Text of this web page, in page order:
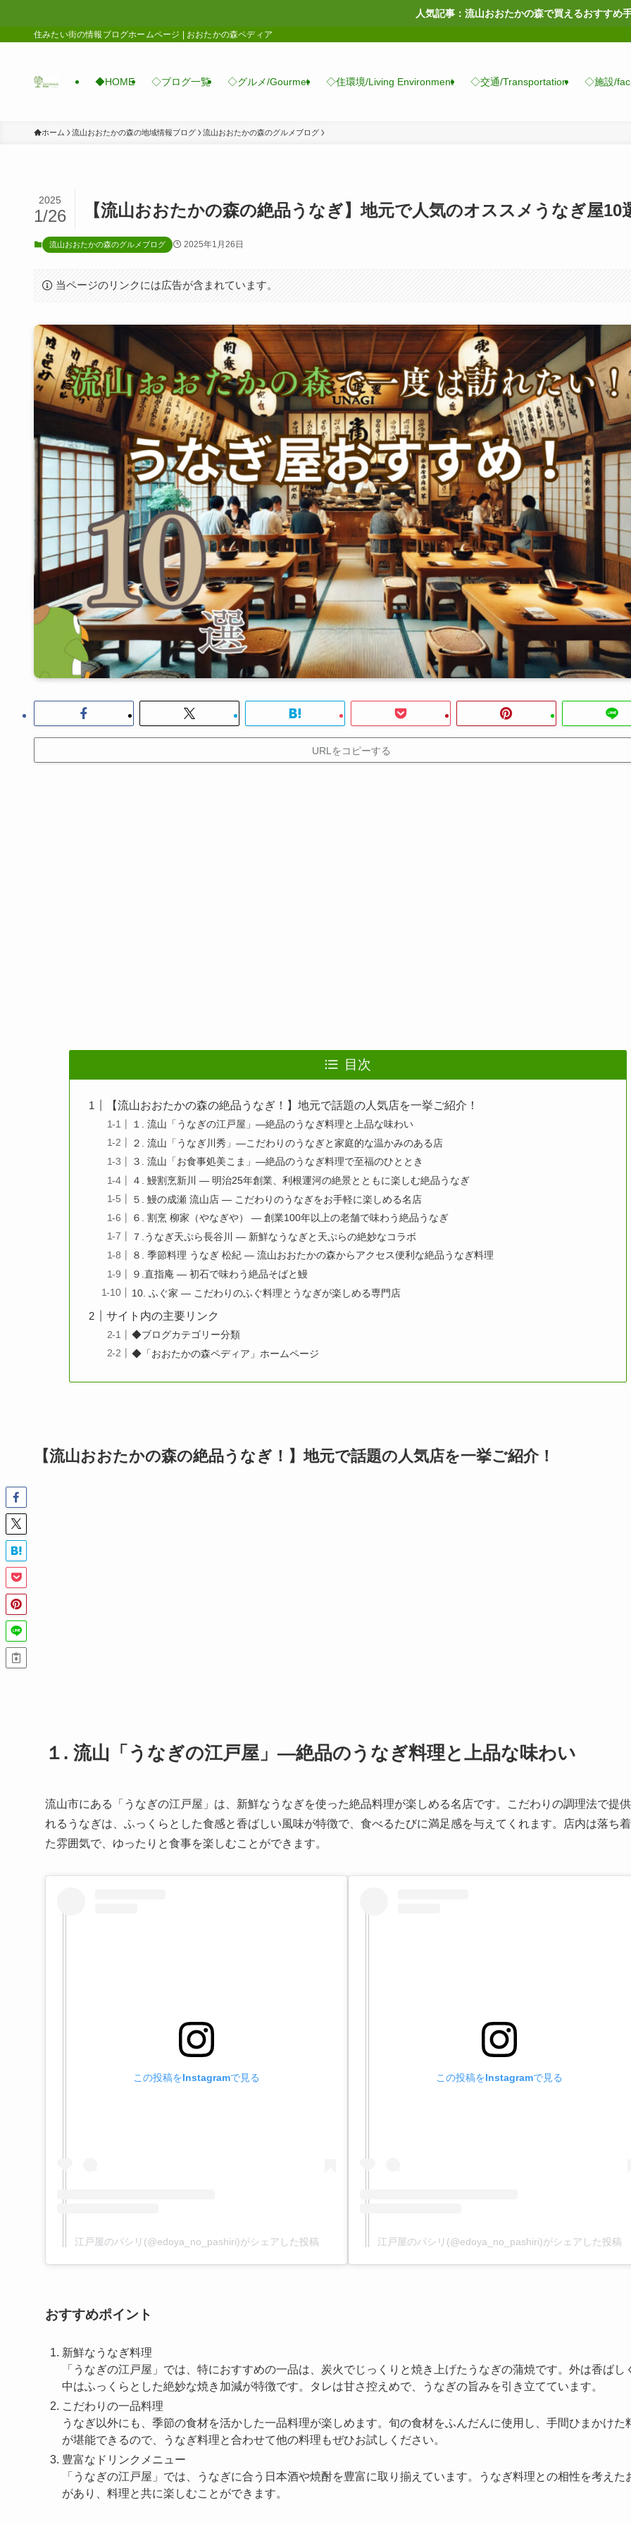
人気記事：流山おおたかの森で買えるおすすめ手土産14選 / 流山お
住みたい街の情報ブログホームページ | おおたかの森ペディア
◆HOME ◇ブログ一覧 ◇グルメ/Gourmet ◇住環境/Living Environment ◇交通/Transportation ◇施設/
ホーム 流山おおたかの森の地域情報ブログ 流山おおたかの森のグルメブログ
【流山おおたかの森の絶品うなぎ】地元で人気のオススメうなぎ屋10
2025
1/26
流山おおたかの森のグルメブログ 2025年1月26日
当ページのリンクには広告が含まれています。
URLをコピーする
目次
【流山おおたかの森の絶品うなぎ！】地元で話題の人気店を一挙ご紹介！
１. 流山「うなぎの江戸屋」—絶品のうなぎ料理と上品な味わい
２. 流山「うなぎ川秀」—こだわりのうなぎと家庭的な温かみのある店
３. 流山「お食事処美こま」—絶品のうなぎ料理で至福のひととき
４. 鰻割烹新川 — 明治25年創業、利根運河の絶景とともに楽しむ絶品うなぎ
５. 鰻の成瀬 流山店 — こだわりのうなぎをお手軽に楽しめる名店
６. 割烹 柳家（やなぎや） — 創業100年以上の老舗で味わう絶品うなぎ
７.うなぎ天ぷら長谷川 — 新鮮なうなぎと天ぷらの絶妙なコラボ
８. 季節料理 うなぎ 松紀 — 流山おおたかの森からアクセス便利な絶品うなぎ料理
９.直指庵 — 初石で味わう絶品そばと鰻
10. ふぐ家 — こだわりのふぐ料理とうなぎが楽しめる専門店
サイト内の主要リンク
◆ブログカテゴリー分類
◆「おおたかの森ペディア」ホームページ
【流山おおたかの森の絶品うなぎ！】地元で話題の人気店を一挙ご紹介！
１. 流山「うなぎの江戸屋」—絶品のうなぎ料理と上品な味わい
流山市にある「うなぎの江戸屋」は、新鮮なうなぎを使った絶品料理が楽しめる名店です。こだわりの調理法で提
れるうなぎは、ふっくらとした食感と香ばしい風味が特徴で、食べるたびに満足感を与えてくれます。店内は落ち
た雰囲気で、ゆったりと食事を楽しむことができます。
この投稿をInstagramで見る
江戸屋のパシリ(@edoya_no_pashiri)がシェアした投稿
この投稿をInstagramで見る
江戸屋のパシリ(@edoya_no_pashiri)がシェアした投稿
おすすめポイント
新鮮なうなぎ料理
「うなぎの江戸屋」では、特におすすめの一品は、炭火でじっくりと焼き上げたうなぎの蒲焼です。外は香ばし
中はふっくらとした絶妙な焼き加減が特徴です。タレは甘さ控えめで、うなぎの旨みを引き立てています。
こだわりの一品料理
うなぎ以外にも、季節の食材を活かした一品料理が楽しめます。旬の食材をふんだんに使用し、手間ひまかけた
が堪能できるので、うなぎ料理と合わせて他の料理もぜひお試しください。
豊富なドリンクメニュー
「うなぎの江戸屋」では、うなぎに合う日本酒や焼酎を豊富に取り揃えています。うなぎ料理との相性を考えた
があり、料理と共に楽しむことができます。